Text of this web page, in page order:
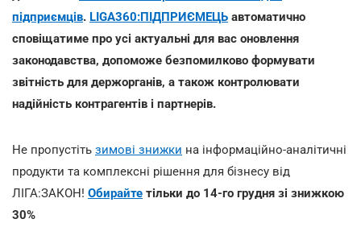
підприємців. LIGA360:ПІДПРИЄМЕЦЬ автоматично
сповіщатиме про усі актуальні для вас оновлення
законодавства, допоможе безпомилково формувати
звітність для держорганів, а також контролювати
надійність контрагентів і партнерів.
Не пропустіть зимові знижки на інформаційно-аналітичні
продукти та комплексні рішення для бізнесу від
ЛІГА:ЗАКОН! Обирайте тільки до 14-го грудня зі знижкою
30%